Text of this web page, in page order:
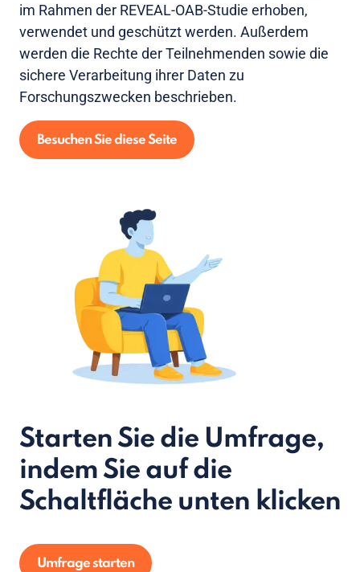
im Rahmen der REVEAL-OAB-Studie erhoben,
verwendet und geschützt werden. Außerdem
werden die Rechte der Teilnehmenden sowie die
sichere Verarbeitung ihrer Daten zu
Forschungszwecken beschrieben.
Besuchen Sie diese Seite
Starten Sie die Umfrage,
indem Sie auf die
Schaltfläche unten klicken
Umfrage starten